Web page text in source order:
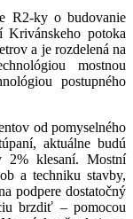
R2-ky o budovanie
Krivánskeho potoka
a je rozdelená na
mostnou
postupného
od pomyselného
aktuálne budú
2% klesaní. Mostní
a techniku stavby,
podpere dostatočný
brzdiť – pomocou